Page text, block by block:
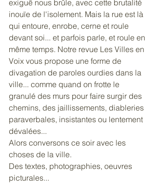
exiguë nous brûle, avec cette brutalité
inouïe de l'isolement. Mais la rue est là
qui entoure, enrobe, cerne et roule
devant soi... et parfois parle, et roule en
même temps. Notre revue Les Villes en
Voix vous propose une forme de
divagation de paroles ourdies dans la
ville... comme quand on frotte le
granulé des murs pour faire surgir des
chemins, des jaillissements, diableries
paraverbales, insistantes ou lentement
dévalées...
Alors conversons ce soir avec les
choses de la ville.
Des textes, photographies, oeuvres
picturales...